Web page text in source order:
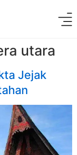
utara
Jejak